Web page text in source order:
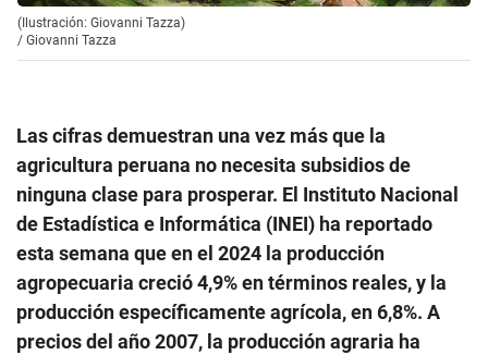
(Ilustración: Giovanni Tazza)
/ Giovanni Tazza
Las cifras demuestran una vez más que la
agricultura peruana no necesita subsidios de
ninguna clase para prosperar. El Instituto Nacional
de Estadística e Informática (INEI) ha reportado
esta semana que en el 2024 la producción
agropecuaria creció 4,9% en términos reales, y la
producción específicamente agrícola, en 6,8%. A
precios del año 2007, la producción agraria ha